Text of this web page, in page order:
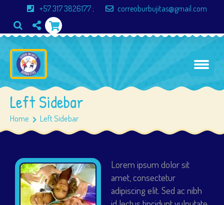
+57 317 3826177 ; correoburbujitas@gmail.com
Left Sidebar
Home Left Sidebar
Lorem ipsum dolor sit
amet, consectetur
adipiscing elit. Sed ac nibh